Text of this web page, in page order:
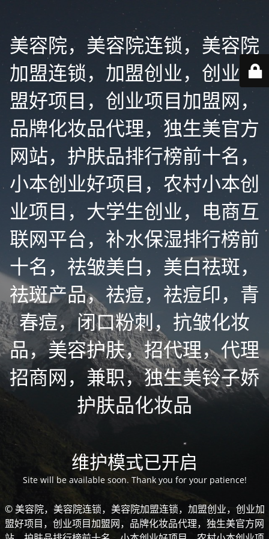
美容院，美容院连锁，美容院
加盟连锁，加盟创业，创业加
盟好项目，创业项目加盟网，
品牌化妆品代理，独生美官方
网站，护肤品排行榜前十名，
小本创业好项目，农村小本创
业项目，大学生创业，电商互
联网平台，补水保湿排行榜前
十名，祛皱美白，美白祛斑，
祛斑产品，祛痘，祛痘印，青
春痘，闭口粉刺，抗皱化妆
品，美容护肤，招代理，代理
招商网，兼职，独生美铃子娇
护肤品化妆品
维护模式已开启
Site will be available soon. Thank you for your patience!
© 美容院，美容院连锁，美容院加盟连锁，加盟创业，创业加
盟好项目，创业项目加盟网，品牌化妆品代理，独生美官方网